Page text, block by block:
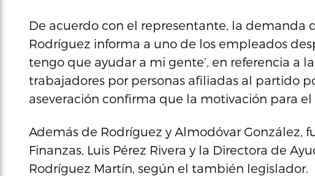
De acuerdo con el representante, la demanda
Rodríguez informa a uno de los empleados
tengo que ayudar a mi gente’, en referencia a
trabajadores por personas afiliadas al partido
aseveración confirma que la motivación para
Además de Rodríguez y Almodóvar González,
Finanzas, Luis Pérez Rivera y la Directora de
Rodríguez Martín, según el también legislador.